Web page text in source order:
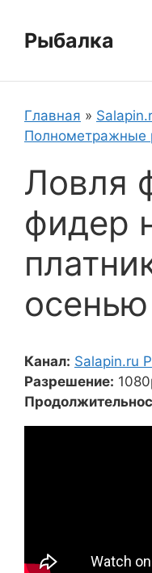
содержимому
Рыбалка
Главная »
Полнометражные
Ловля
фидер
Канал: Salapin.ru
Разрешение: